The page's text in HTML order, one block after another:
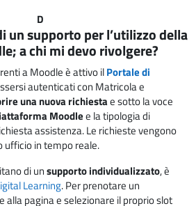
D
un supporto per l’utilizzo della
a chi mi devo rivolgere?
a Moodle è attivo ilPortale di
autenticati con Matricola e
una nuova richiestae sotto la voce
Moodlee la tipologia di
assistenza. Le richieste vengono
ufficio in tempo reale.
di unsupporto individualizzato, è
Learning. Per prenotare un
pagina e selezionare il proprio slot